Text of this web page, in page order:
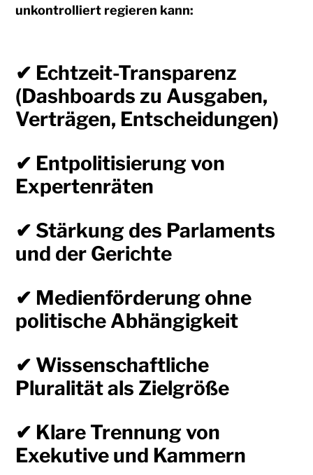
unkontrolliert regieren kann:
✔ Echtzeit-Transparenz
(Dashboards zu Ausgaben,
Verträgen, Entscheidungen)
✔ Entpolitisierung von
Expertenräten
✔ Stärkung des Parlaments
und der Gerichte
✔ Medienförderung ohne
politische Abhängigkeit
✔ Wissenschaftliche
Pluralität als Zielgröße
✔ Klare Trennung von
Exekutive und Kammern